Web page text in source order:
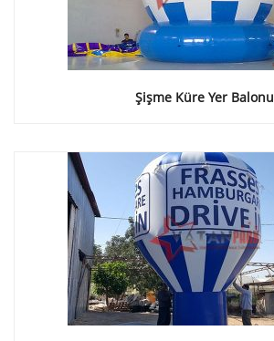
Şişme Küre Yer Balonu